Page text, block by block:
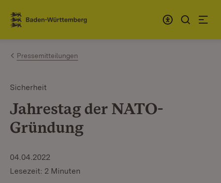
Zum Inhalt springen
Link zur Startseite
Pressemitteilungen
Sicherheit
Jahrestag der NATO-
Gründung
04.04.2022
Lesezeit: 2 Minuten